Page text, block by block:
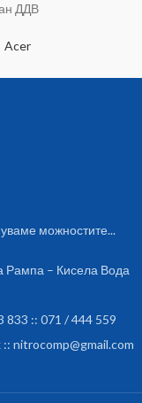
ДДВ
Acer
можностите...
Рампа – Кисела Вода
833 :: 071 / 444 559
nitrocomp@gmail.com